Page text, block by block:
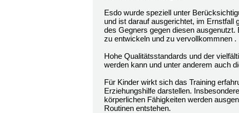
Esdo wurde speziell unter
und ist darauf ausgerichtet, im Ernstfall
des Gegners gegen diesen
zu entwickeln und zu vervollkommnen .
Hohe Qualitätsstandards und der
werden kann und unter anderem auch
Für Kinder wirkt sich das Training
Erziehungshilfe darstellen.
körperlichen Fähigkeiten werden
Routinen entstehen.